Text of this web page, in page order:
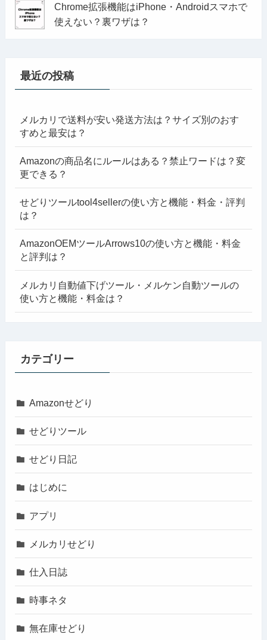
Chrome拡張機能はiPhone・Androidスマホで
使えない？裏ワザは？
最近の投稿
メルカリで送料が安い発送方法は？サイズ別のおす
すめと最安は？
Amazonの商品名にルールはある？禁止ワードは？変
更できる？
せどりツールtool4sellerの使い方と機能・料金・評判
は？
AmazonOEMツールArrows10の使い方と機能・料金
と評判は？
メルカリ自動値下げツール・メルケン自動ツールの
使い方と機能・料金は？
カテゴリー
Amazonせどり
せどりツール
せどり日記
はじめに
アプリ
メルカリせどり
仕入日誌
時事ネタ
無在庫せどり